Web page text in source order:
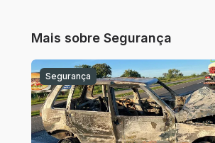
também no marketing.
Mais sobre Segurança
Segurança